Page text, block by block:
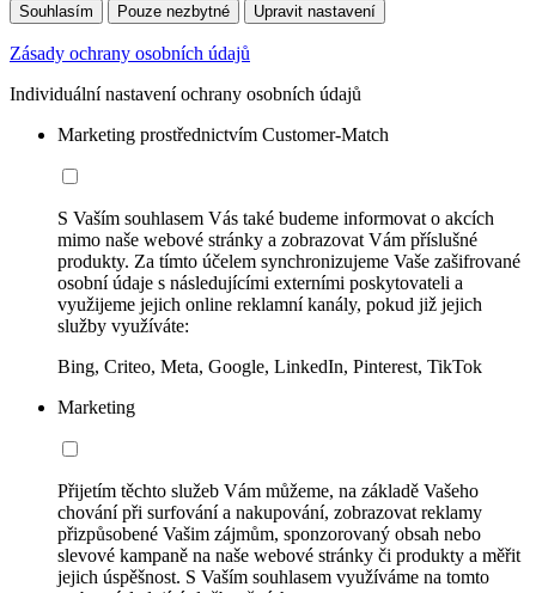
Souhlasím Pouze nezbytné Upravit nastavení
Zásady ochrany osobních údajů
Individuální nastavení ochrany osobních údajů
Marketing prostřednictvím Customer-Match
S Vaším souhlasem Vás také budeme informovat o akcích
mimo naše webové stránky a zobrazovat Vám příslušné
produkty. Za tímto účelem synchronizujeme Vaše zašifrované
osobní údaje s následujícími externími poskytovateli a
využijeme jejich online reklamní kanály, pokud již jejich
služby využíváte:
Bing, Criteo, Meta, Google, LinkedIn, Pinterest, TikTok
Marketing
Přijetím těchto služeb Vám můžeme, na základě Vašeho
chování při surfování a nakupování, zobrazovat reklamy
přizpůsobené Vašim zájmům, sponzorovaný obsah nebo
slevové kampaně na naše webové stránky či produkty a měřit
jejich úspěšnost. S Vaším souhlasem využíváme na tomto